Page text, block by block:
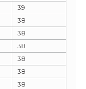
39
38
38
38
38
38
38